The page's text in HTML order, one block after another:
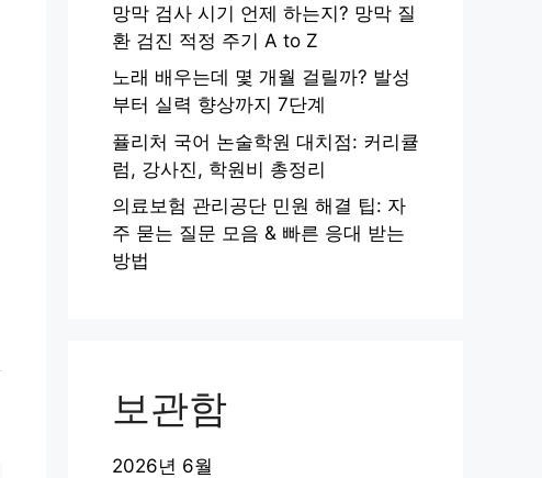
망막 검사 시기 언제 하는지? 망막 질
환 검진 적정 주기 A to Z
노래 배우는데 몇 개월 걸릴까? 발성
부터 실력 향상까지 7단계
퓰리처 국어 논술학원 대치점: 커리큘
럼, 강사진, 학원비 총정리
의료보험 관리공단 민원 해결 팁: 자
주 묻는 질문 모음 & 빠른 응대 받는
방법
보관함
2026년 6월